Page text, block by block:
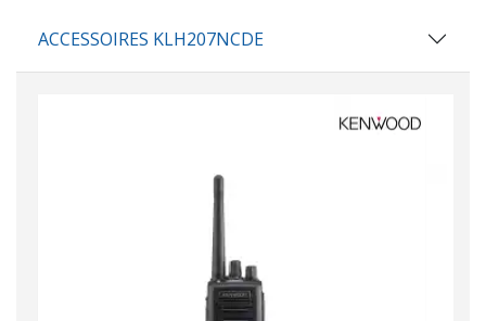
ACCESSOIRES KLH207NCDE